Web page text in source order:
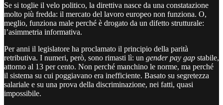
Se si toglie il velo politico, la direttiva nasce da una constatazione
molto più fredda: il mercato del lavoro europeo non funziona. O,
meglio, funziona male perché è drogato da un difetto strutturale:
l’asimmetria informativa.
Per anni il legislatore ha proclamato il principio della parità
retributiva. I numeri, però, sono rimasti lì: un gender pay gap stabile,
attorno al 13 per cento. Non perché manchino le norme, ma perché
il sistema su cui poggiavano era inefficiente. Basato su segretezza
salariale e su una prova della discriminazione, nei fatti, quasi
impossibile.